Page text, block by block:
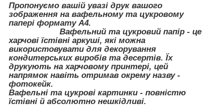
Пропонуємо вашій увазі друк вашого
зображення на вафельному та цукровому
папері формату А4.
Вафельний та цукровий папір - це
харчові їстівні аркуші, які можна
використовувати для декорування
кондитерських виробів та десертів. Їх
друкують на харчовому принтері, цей
напрямок навіть отримав окрему назву -
фотокейк.
Вафельні та цукрові картинки - повністю
їстівні й абсолютно нешкідливі.